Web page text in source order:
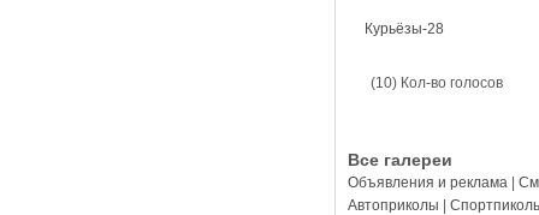
Курьёзы-28
(10) Кол-во голосов
Все галереи
Объявления и реклама
Автоприколы